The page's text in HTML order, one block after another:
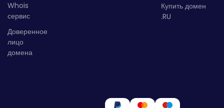
Whois
сервис
Доверенное
лицо
домена
Купить домен
.RU